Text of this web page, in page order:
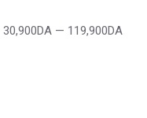
30,900DA— 119,900DA